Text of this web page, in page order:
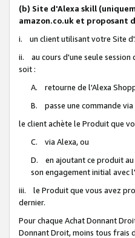
(b) Site d'Alexa skill
amazon.co.uk et proposant
i. un client utilisant votre Site
ii. au cours d'une seule session
soit :
A. retourne de l'Alexa
B. passe une commande
le client achète le Produit que
C. via Alexa, ou
D. en ajoutant ce produit au
son engagement initial avec
iii. le Produit que vous avez
dernier.
Pour chaque Achat Donnant
Donnant Droit, moins tous frais